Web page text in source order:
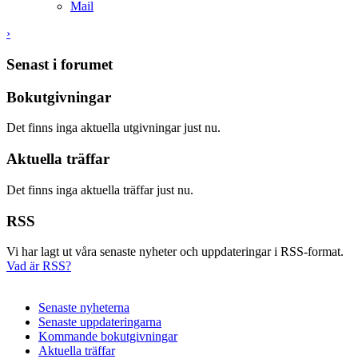
Mail
›
Senast i forumet
Bokutgivningar
Det finns inga aktuella utgivningar just nu.
Aktuella träffar
Det finns inga aktuella träffar just nu.
RSS
Vi har lagt ut våra senaste nyheter och uppdateringar i RSS-format.
Vad är RSS?
Senaste nyheterna
Senaste uppdateringarna
Kommande bokutgivningar
Aktuella träffar